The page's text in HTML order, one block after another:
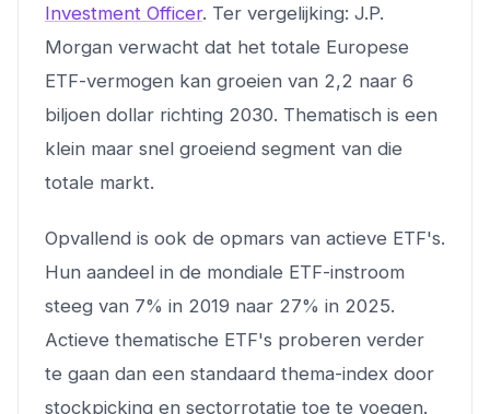
Investment Officer. Ter vergelijking: J.P.
Morgan verwacht dat het totale Europese
ETF-vermogen kan groeien van 2,2 naar 6
biljoen dollar richting 2030. Thematisch is een
klein maar snel groeiend segment van die
totale markt.
Opvallend is ook de opmars van actieve ETF's.
Hun aandeel in de mondiale ETF-instroom
steeg van 7% in 2019 naar 27% in 2025.
Actieve thematische ETF's proberen verder
te gaan dan een standaard thema-index door
stockpicking en sectorrotatie toe te voegen.